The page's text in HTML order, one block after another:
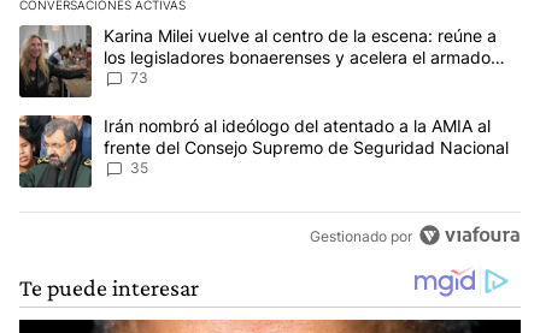
CONVERSACIONES ACTIVAS
Este listado muestra los artículos con más comentarios en los
Un artículo de tendencia con el título "Karina Milei vuelve al
Karina Milei vuelve al centro de la escena: reúne a
los legisladores bonaerenses y acelera el armado
para 2027
73
Un artículo de tendencia con el título "Irán nombró al ideólogo
Irán nombró al ideólogo del atentado a la AMIA al
frente del Consejo Supremo de Seguridad Nacional
35
Gestionado por